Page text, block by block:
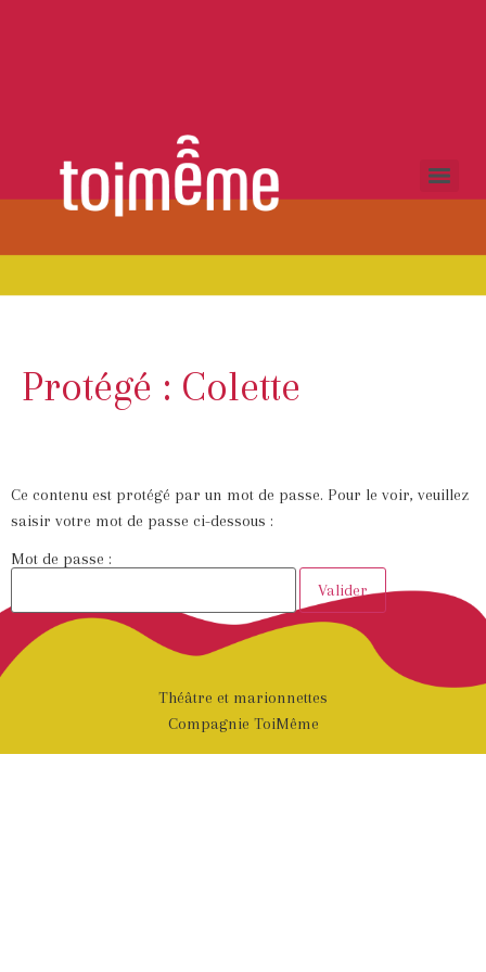
Protégé : Colette
Ce contenu est protégé par un mot de passe. Pour le voir, veuillez
saisir votre mot de passe ci-dessous :
Mot de passe :
Théâtre et marionnettes
Compagnie ToiMême